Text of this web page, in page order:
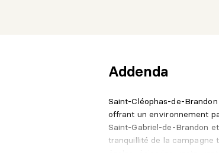
Addenda
Saint-Cléophas-de-
offrant un environnement
Saint-Gabriel-de-Brandon
tranquillité de la campagne